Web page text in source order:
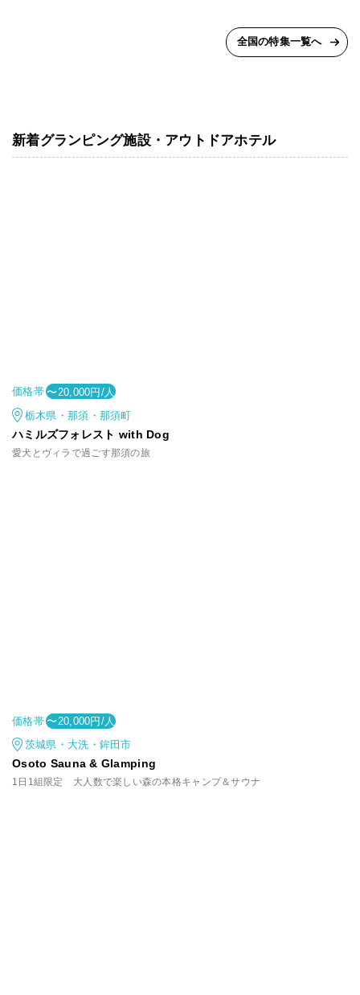
全国の特集一覧へ
新着グランピング施設・アウトドアホテル
価格帯 〜20,000円/人
栃木県・那須・那須町
ハミルズフォレスト with Dog
愛犬とヴィラで過ごす那須の旅
価格帯 〜20,000円/人
茨城県・大洗・鉾田市
Osoto Sauna & Glamping
1日1組限定 大人数で楽しい森の本格キャンプ＆サウナ